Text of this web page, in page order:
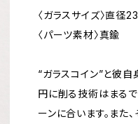
〈ガラスサイズ〉直径
〈パーツ素材〉真鍮
“ガラスコイン”と彼自
円に削る技術はまる
ーンに合います。また